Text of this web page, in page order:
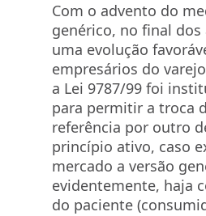
Com o advento do
genérico, no final dos
uma evolução
empresários do
a Lei 9787/99 foi
para permitir a troca
referência por outro
princípio ativo, caso
mercado a versão
evidentemente, haja
do paciente